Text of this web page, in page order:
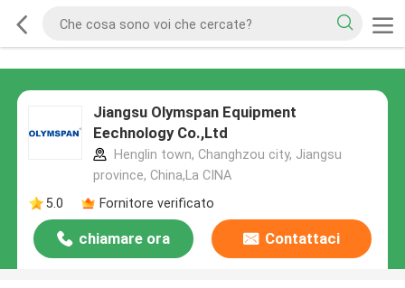
Jiangsu Olymspan Equipment
Eechnology Co.,Ltd
Henglin town, Changhzou city, Jiangsu
province, China,La CINA
5.0
Fornitore verificato
chiamare ora Contattaci